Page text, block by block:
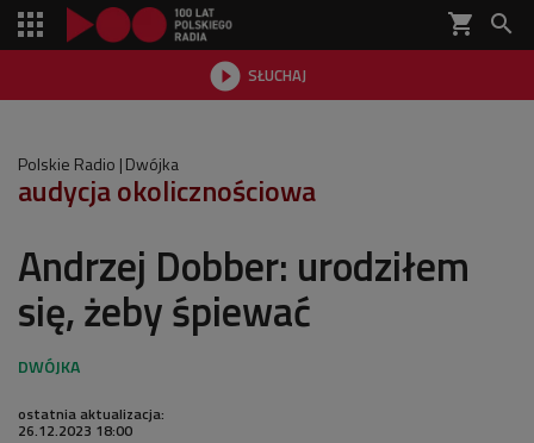
shopping_cart 
 SŁUCHAJ

Polskie Radio Dwójka
audycja okolicznościowa
Andrzej Dobber: urodziłem
się, żeby śpiewać
ostatnia aktualizacja:
26.12.2023 18:00